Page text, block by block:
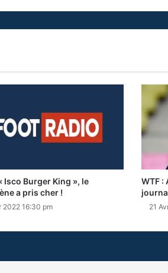
Isco Burger King », le
a pris cher !
2022 16:30 pm
WTF :
21